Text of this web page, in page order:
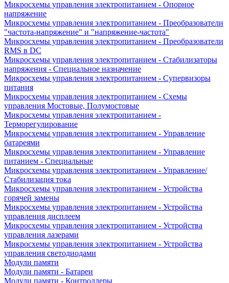
Микросхемы управления электропитанием - Опорное
напряжение
Микросхемы управления электропитанием - Преобразователи
"частота-напряжение" и "напряжение-частота"
Микросхемы управления электропитанием - Преобразователи
RMS в DC
Микросхемы управления электропитанием - Стабилизаторы
напряжения - Специальное назначение
Микросхемы управления электропитанием - Супервизоры
питания
Микросхемы управления электропитанием - Схемы
управления Мостовые, Полумостовые
Микросхемы управления электропитанием -
Терморегулирование
Микросхемы управления электропитанием - Управление
батареями
Микросхемы управления электропитанием - Управление
питанием - Специальные
Микросхемы управления электропитанием - Управление/
Стабилизация тока
Микросхемы управления электропитанием - Устройства
горячей замены
Микросхемы управления электропитанием - Устройства
управления дисплеем
Микросхемы управления электропитанием - Устройства
управления лазерами
Микросхемы управления электропитанием - Устройства
управления светодиодами
Модули памяти
Модули памяти - Батареи
Модули памяти - Контроллеры